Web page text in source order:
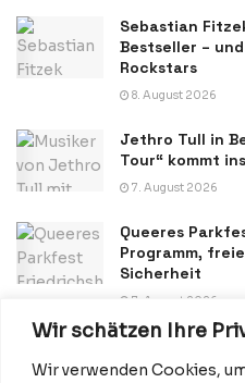
Wir schätzen Ihre
Wir verwenden Cookies,
Sebastian
Bestseller –
Rockstars
8. August 2026
Jethro Tull in
Tour“ kommt
7. August 2026
Queeres
Programm,
Sicherheit
7. August 2026